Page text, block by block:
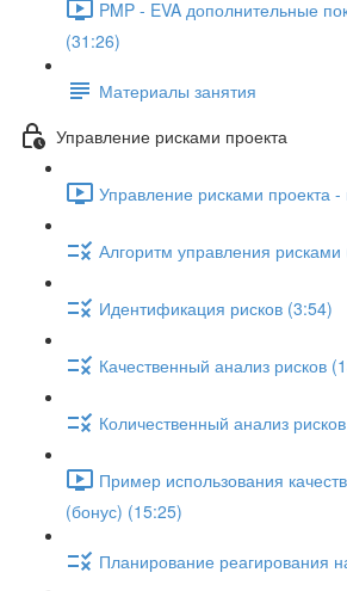
PMP - EVA дополнительные
(31:26)
Материалы занятия
Управление рисками проекта
Управление рисками проекта
Алгоритм управления рисками
Идентификация рисков (3:54)
Качественный анализ рисков
Количественный анализ
Пример использования
(бонус) (15:25)
Планирование реагирования